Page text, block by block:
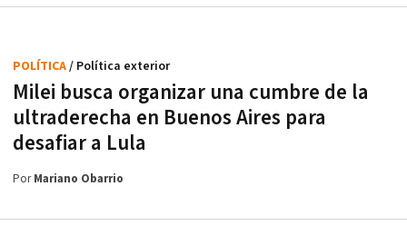
Milei busca organizar una cumbre de la
ultraderecha en Buenos Aires para
desafiar a Lula
POLÍTICA/ Política exterior
PorMariano Obarrio